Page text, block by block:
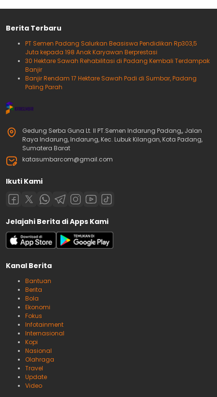
Berita Terbaru
PT Semen Padang Salurkan Beasiswa Pendidikan Rp303,5
Juta kepada 198 Anak Karyawan Berprestasi
30 Hektare Sawah Rehabilitasi di Padang Kembali Terdampak
Banjir
Banjir Rendam 17 Hektare Sawah Padi di Sumbar, Padang
Paling Parah
Gedung Serba Guna Lt. II PT.Semen Indarung Padang,, Jalan
Raya Indarung, Indarung, Kec. Lubuk Kilangan, Kota Padang,
Sumatera Barat
katasumbarcom@gmail.com
Ikuti Kami
Jelajahi Berita di Apps Kami
Kanal Berita
Bantuan
Berita
Bola
Ekonomi
Fokus
Infotainment
Internasional
Kopi
Nasional
Olahraga
Travel
Update
Video